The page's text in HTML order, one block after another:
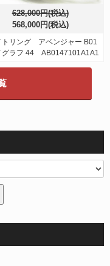
628,000円(税込)
568,000円(税込)
トリング アベンジャー B01
グラフ 44 AB0147101A1A1